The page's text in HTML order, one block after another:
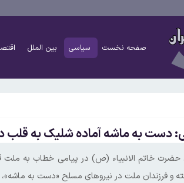
صفحه نخست سیاسی بین الملل
دست به ماشه آماده شلیک به
حضرت خاتم الانبیاء (ص) در پیامی خطاب به ملت
و فرزندان ملت در نیروهای مسلح «دست به